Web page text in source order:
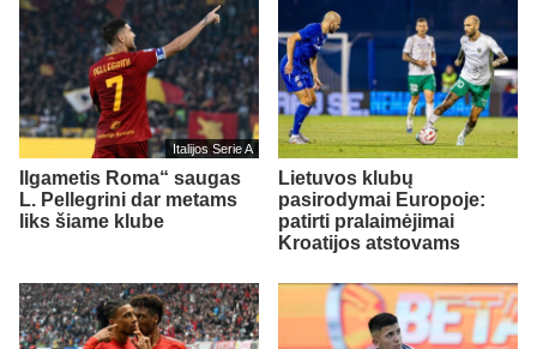
Italijos Serie A
Ilgametis Roma“ saugas
L. Pellegrini dar metams
liks šiame klube
Lietuvos klubų
pasirodymai Europoje:
patirti pralaimėjimai
Kroatijos atstovams